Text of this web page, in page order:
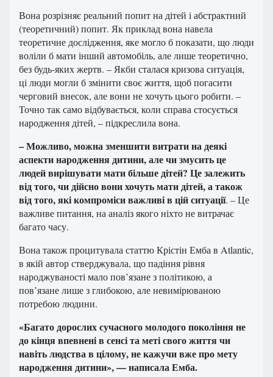
Вона розрізняє реальний попит на дітей і абстрактний
(теоретичний) попит. Як приклад вона навела
теоретичне дослідження, яке могло б показати, що люди
воліли б мати інший автомобіль, але лише теоретично,
без будь-яких жертв. – Якби сталася кризова ситуація,
ці люди могли б змінити своє життя, щоб погасити
черговий внесок, але вони не хочуть цього робити. –
Точно так само відбувається, коли справа стосується
народження дітей, – підкреслила вона.
– Можливо, можна зменшити витрати на деякі
аспекти народження дитини, але чи змусить це
людей вирішувати мати більше дітей? Це залежить
від того, чи дійсно вони хочуть мати дітей, а також
від того, які компроміси важливі в цій ситуації. – Це
важливе питання, на аналіз якого ніхто не витрачає
багато часу.
Вона також процитувала статтю Крістін Емба в Atlantic,
в якій автор стверджувала, що падіння рівня
народжуваності мало пов’язане з політикою, а
пов’язане лише з глибокою, але невимірюваною
потребою людини.
«Багато дорослих сучасного молодого покоління не
до кінця впевнені в сенсі та меті свого життя чи
навіть людства в цілому, не кажучи вже про мету
народження дитини», — написала Емба.